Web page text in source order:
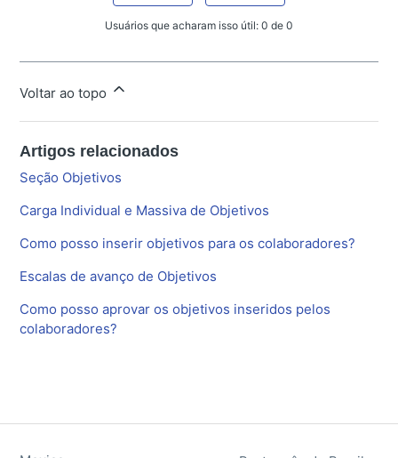
Usuários que acharam isso útil: 0 de 0
Voltar ao topo
Artigos relacionados
Seção Objetivos
Carga Individual e Massiva de Objetivos
Como posso inserir objetivos para os colaboradores?
Escalas de avanço de Objetivos
Como posso aprovar os objetivos inseridos pelos
colaboradores?